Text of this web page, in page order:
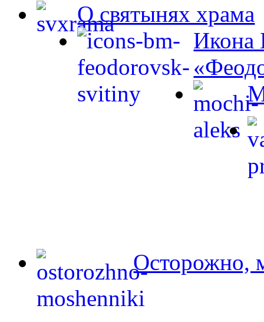
О святынях храма
Икона
Осторожно,